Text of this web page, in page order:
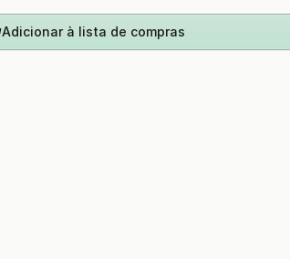
Adicionar à lista de compras